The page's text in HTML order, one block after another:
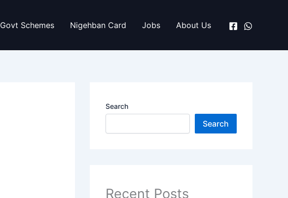
Govt Schemes Nigehban Card Jobs About Us
Search
Search
Recent Posts